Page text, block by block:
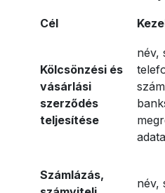
Cél
Kölcsönzési és
vásárlási
szerződés
teljesítése
név,
Számlázás,
név,